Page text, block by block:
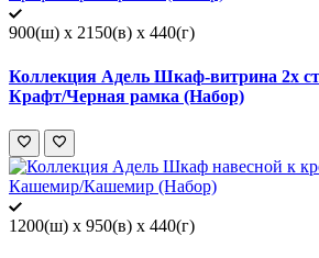
900(ш) x 2150(в) x 440(г)
Коллекция Адель Шкаф-витрина 2х
Крафт/Черная рамка (Набор)
1200(ш) x 950(в) x 440(г)